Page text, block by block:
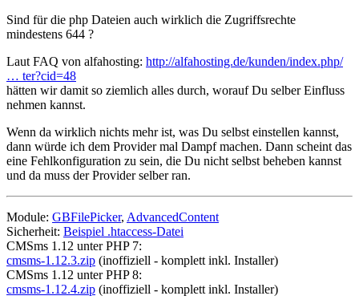
Sind für die php Dateien auch wirklich die Zugriffsrechte
mindestens 644 ?
Laut FAQ von alfahosting: http://alfahosting.de/kunden/index.php/
… ter?cid=48
hätten wir damit so ziemlich alles durch, worauf Du selber Einfluss
nehmen kannst.
Wenn da wirklich nichts mehr ist, was Du selbst einstellen kannst,
dann würde ich dem Provider mal Dampf machen. Dann scheint das
eine Fehlkonfiguration zu sein, die Du nicht selbst beheben kannst
und da muss der Provider selber ran.
Module: GBFilePicker, AdvancedContent
Sicherheit: Beispiel .htaccess-Datei
CMSms 1.12 unter PHP 7:
cmsms-1.12.3.zip (inoffiziell - komplett inkl. Installer)
CMSms 1.12 unter PHP 8:
cmsms-1.12.4.zip (inoffiziell - komplett inkl. Installer)